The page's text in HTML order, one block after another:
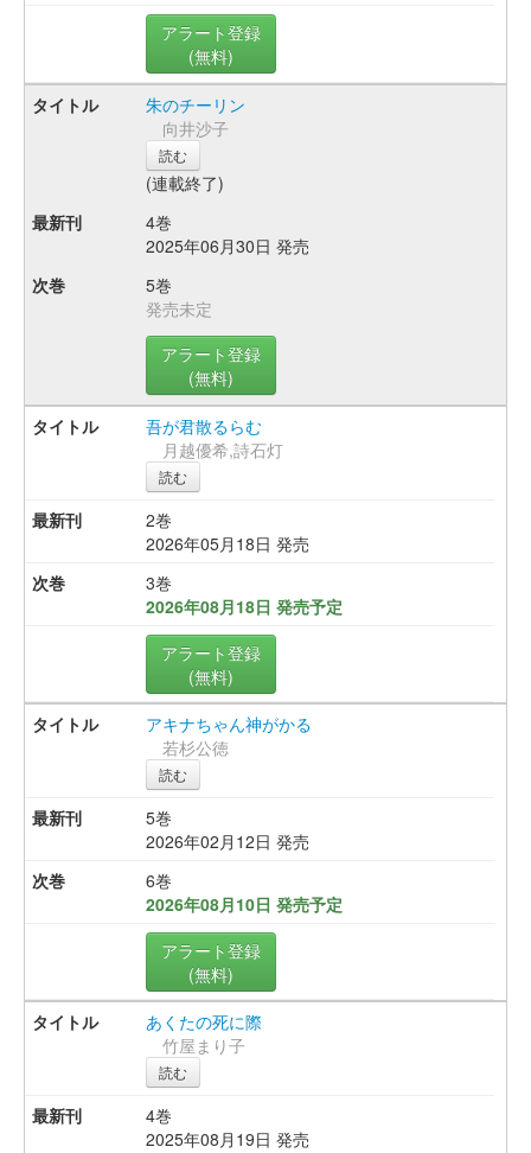
アラート登録
(無料)
朱のチーリン
向井沙子
読む
(連載終了)
4巻
2025年06月30日 発売
5巻
発売未定
アラート登録
(無料)
吾が君散るらむ
月越優希,詩石灯
読む
2巻
2026年05月18日 発売
3巻
2026年08月18日 発売予定
アラート登録
(無料)
アキナちゃん神がかる
若杉公徳
読む
5巻
2026年02月12日 発売
6巻
2026年08月10日 発売予定
アラート登録
(無料)
あくたの死に際
竹屋まり子
読む
4巻
2025年08月19日 発売